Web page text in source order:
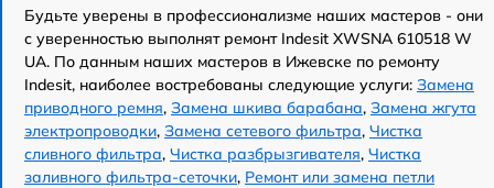
Будьте уверены в профессионализме наших мастеров - они
с уверенностью выполнят ремонт Indesit XWSNA 610518 W
UA. По данным наших мастеров в Ижевске по ремонту
Indesit, наиболее востребованы следующие услуги: Замена
приводного ремня, Замена шкива барабана, Замена жгута
электропроводки, Замена сетевого фильтра, Чистка
сливного фильтра, Чистка разбрызгивателя, Чистка
заливного фильтра-сеточки, Ремонт или замена петли